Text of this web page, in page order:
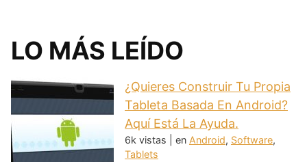
LO MÁS LEÍDO
¿Quieres Construir Tu Propia
Tableta Basada En Android?
Aquí Está La Ayuda.
6k vistas en Android, Software,
Tablets